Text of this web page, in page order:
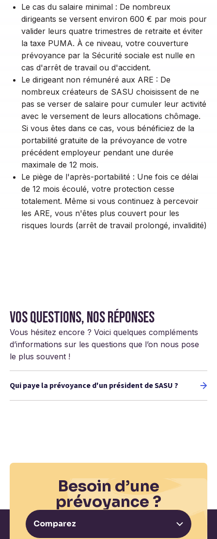
Le cas du salaire minimal : De nombreux
dirigeants se versent environ 600 € par mois pour
valider leurs quatre trimestres de retraite et éviter
la taxe PUMA. À ce niveau, votre couverture
prévoyance par la Sécurité sociale est nulle en
cas d'arrêt de travail ou d'accident.
Le dirigeant non rémunéré aux ARE : De
nombreux créateurs de SASU choisissent de ne
pas se verser de salaire pour cumuler leur activité
avec le versement de leurs allocations chômage.
Si vous êtes dans ce cas, vous bénéficiez de la
portabilité gratuite de la prévoyance de votre
précédent employeur pendant une durée
maximale de 12 mois.
Le piège de l'après-portabilité : Une fois ce délai
de 12 mois écoulé, votre protection cesse
totalement. Même si vous continuez à percevoir
les ARE, vous n'êtes plus couvert pour les
risques lourds (arrêt de travail prolongé, invalidité)
Vos questions, nos réponses
Vous hésitez encore ? Voici quelques compléments
d’informations sur les questions que l’on nous pose
le plus souvent !
Qui paye la prévoyance d'un président de SASU ?
Besoin d’une
prévoyance ?
Comparez